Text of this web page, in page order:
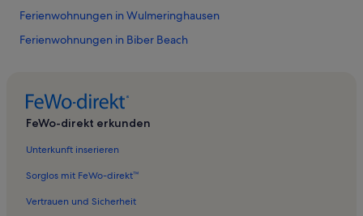
Ferienwohnungen in Wulmeringhausen
Ferienwohnungen in Biber Beach
Besucherbergwerk Ramsbeck
Ferienwohnungen in Petersborn
Ferienwohnungen in Niedersfeld
Ferienwohnungen in Hoppecke
Ferienwohnungen in Lörmecke-Turm
FeWo-direkt erkunden
Unterkunft inserieren
Sorglos mit FeWo-direkt™
Vertrauen und Sicherheit